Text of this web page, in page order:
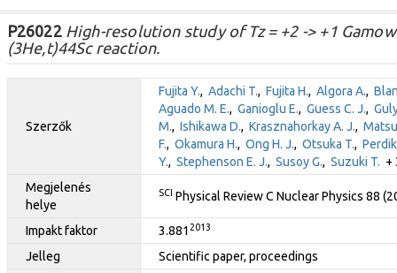
P26022High-resolution study of Tz = +2 -> +1
(3He,t)44Sc reaction.
Szerzők
Fujita Y., Adachi T., Fujita H., Algora A.,
Aguado M. E., Ganioglu E., Guess C. J.,
M., Ishikawa D., Krasznahorkay A. J.,
F., Okamura H., Ong H. J., Otsuka T.,
Y., Stephenson E. J., Susoy G., Suzuki T. +
Megjelenés
helye
SCI Physical Review C Nuclear Physics 88
Impakt faktor 3.881 2013
Jelleg
Scientific paper, proceedings